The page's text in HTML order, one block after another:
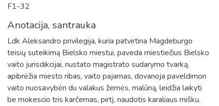
F1-32
Anotacija, santrauka
Ldk Aleksandro privilegija, kuria patvirtina Magdeburgo
teisių suteikimą Bielsko miestui, paveda miestiečius Bielsko
vaito jurisdikcijai, nustato magistrato sudarymo tvarką,
apibrėžia miesto ribas, vaito pajamas, dovanoja paveldimon
vaito nuosavybėn du valakus žemės, malūną, leidžia laikyti
be mokescio tris karčemas, pirtį, naudotis karaliaus mišku.